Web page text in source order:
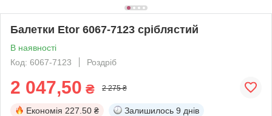
Балетки Etor 6067-7123 сріблястий
В наявності
Код: 6067-7123
Роздріб
2 047,50 ₴ 2 275 ₴
Економія 227.50 ₴ Залишилось 9 днів